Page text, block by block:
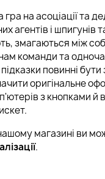
на асоціації та
агентів і
змагаються між
команди та
повинні бути
оригінальне
з кнопками й
магазині ви
.